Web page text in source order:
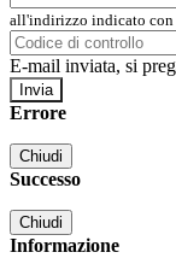
all'indirizzo indicato con
E-mail inviata, si
Errore
Chiudi
Successo
Chiudi
Informazione